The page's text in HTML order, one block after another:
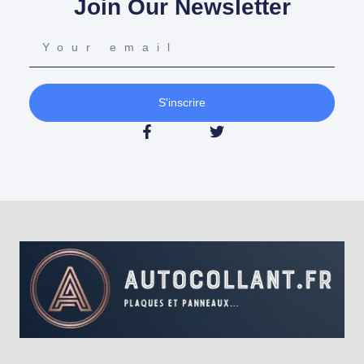
Join Our Newsletter
S'inscrire